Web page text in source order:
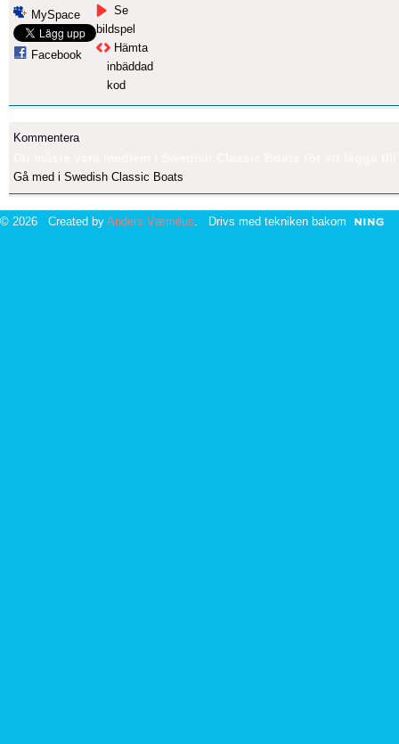
MySpace
Facebook
Se
bildspel
Hämta
inbäddad
kod
Kommentera
Gå med i Swedish Classic Boats
© 2026 Created by Anders Værnéus . Drivs med tekniken bakom